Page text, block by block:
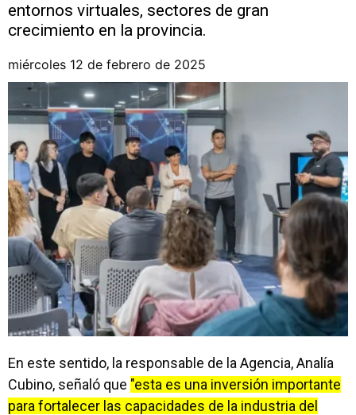
entornos virtuales, sectores de gran
crecimiento en la provincia.
miércoles 12 de febrero de 2025
En este sentido, la responsable de la Agencia, Analía
Cubino, señaló que "esta es una inversión importante
para fortalecer las capacidades de la industria del